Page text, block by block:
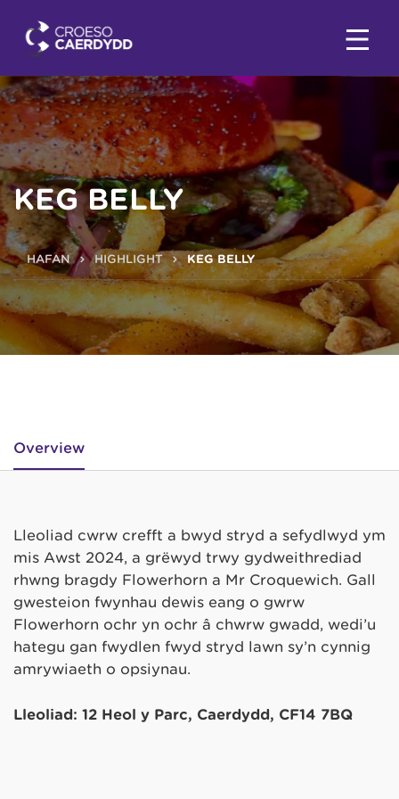
KEG BELLY
HAFAN HIGHLIGHT KEG BELLY
Overview
Lleoliad cwrw crefft a bwyd stryd a sefydlwyd ym
mis Awst 2024, a grëwyd trwy gydweithrediad
rhwng bragdy Flowerhorn a Mr Croquewich. Gall
gwesteion fwynhau dewis eang o gwrw
Flowerhorn ochr yn ochr â chwrw gwadd, wedi’u
hategu gan fwydlen fwyd stryd lawn sy’n cynnig
amrywiaeth o opsiynau.
Lleoliad: 12 Heol y Parc, Caerdydd, CF14 7BQ